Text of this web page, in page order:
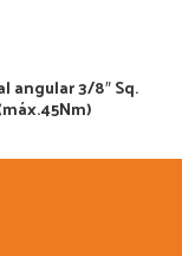
angular 3/8″ Sq.